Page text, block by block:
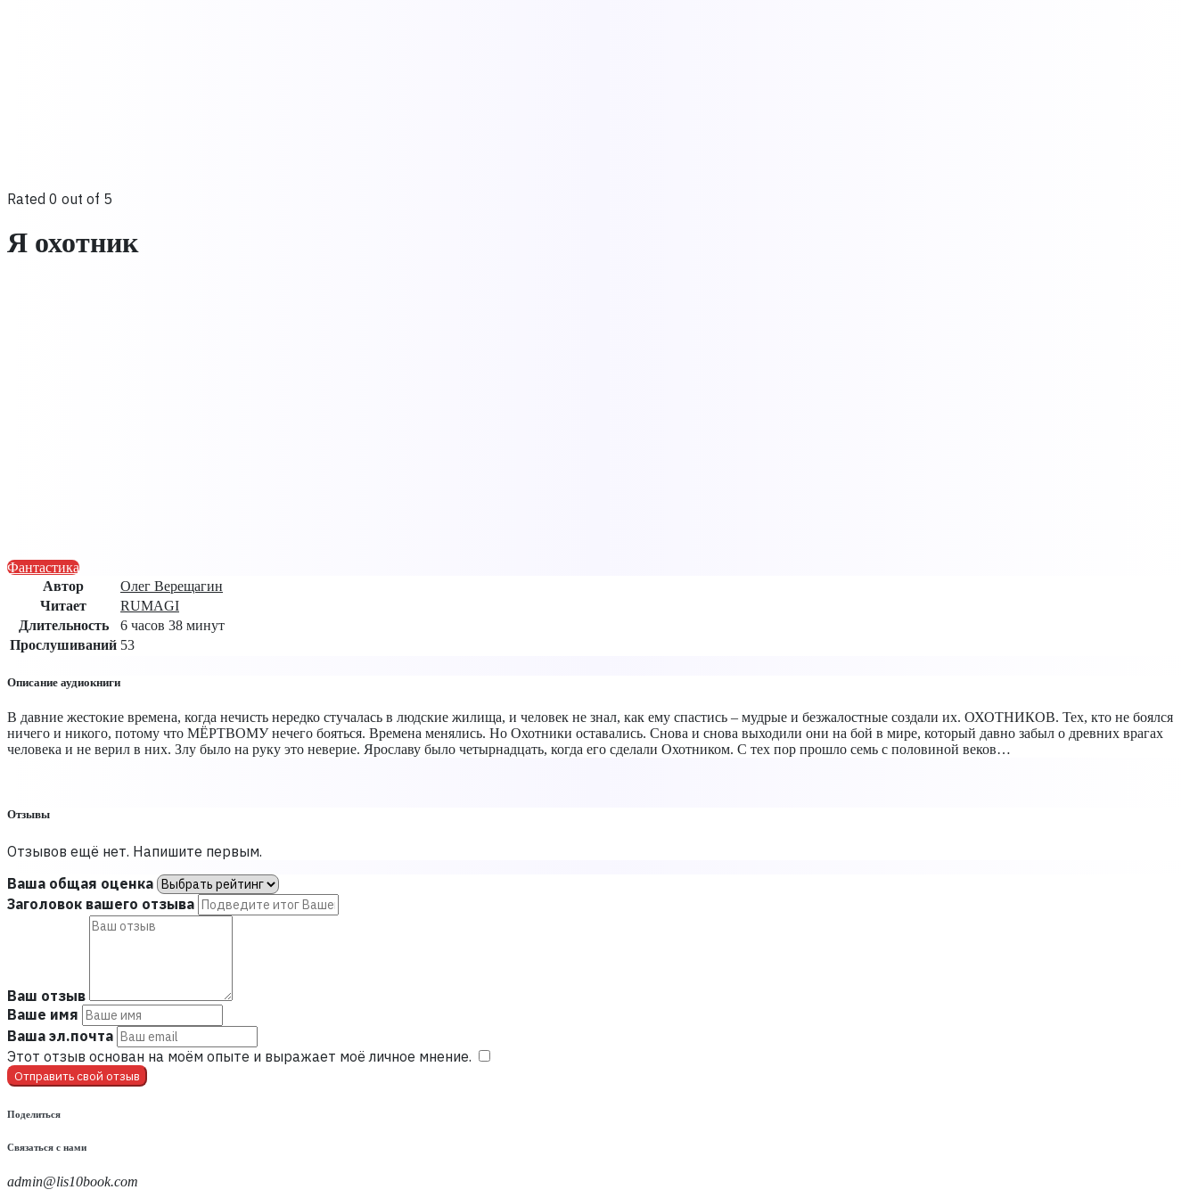
Rated 0 out of 5
Я охотник
Фантастика
Автор
Олег Верещагин
Читает
RUMAGI
Длительность
6 часов 38 минут
Прослушиваний 53
Описание аудиокниги
В давние жестокие времена, когда нечисть нередко стучалась в людские жилища, и человек не знал, как ему спастись – мудрые и безжалостные создали их. ОХОТНИКОВ. Тех, кто не боялся
ничего и никого, потому что МЁРТВОМУ нечего бояться. Времена менялись. Но Охотники оставались. Снова и снова выходили они на бой в мире, который давно забыл о древних врагах
человека и не верил в них. Злу было на руку это неверие. Ярославу было четырнадцать, когда его сделали Охотником. С тех пор прошло семь с половиной веков…
Отзывы
Отзывов ещё нет. Напишите первым.
Ваша общая оценка
Заголовок вашего отзыва
Ваш отзыв
Ваше имя
Ваша эл.почта
Этот отзыв основан на моём опыте и выражает моё личное мнение.
Отправить свой отзыв
Поделиться
Связаться с нами
admin@lis10book.com